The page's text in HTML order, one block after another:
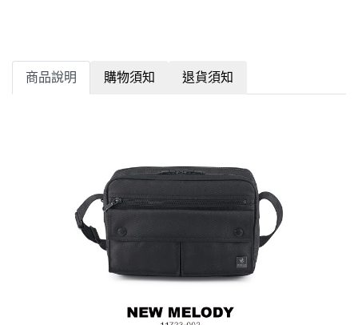
商品說明 購物須知 退貨須知